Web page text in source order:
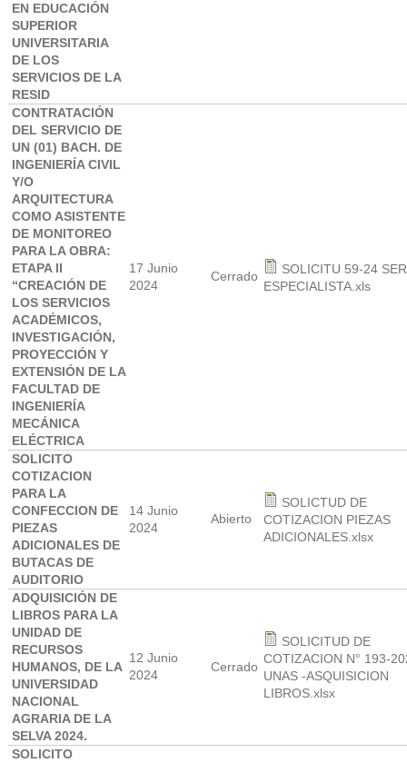
EN EDUCACIÓN
SUPERIOR
UNIVERSITARIA
DE LOS
SERVICIOS DE LA
RESID
CONTRATACIÓN
DEL SERVICIO DE
UN (01) BACH. DE
INGENIERÍA CIVIL
Y/O
ARQUITECTURA
COMO ASISTENTE
DE MONITOREO
PARA LA OBRA:
ETAPA II
“CREACIÓN DE
LOS SERVICIOS
ACADÉMICOS,
INVESTIGACIÓN,
PROYECCIÓN Y
EXTENSIÓN DE LA
FACULTAD DE
INGENIERÍA
MECÁNICA
ELÉCTRICA
17 Junio
2024
Cerrado
SOLICITU 59-24
ESPECIALISTA.xls
SOLICITO
COTIZACION
PARA LA
CONFECCION DE
PIEZAS
ADICIONALES DE
BUTACAS DE
AUDITORIO
14 Junio
2024
Abierto
SOLICTUD DE
COTIZACION PIEZAS
ADICIONALES.xlsx
ADQUISICIÓN DE
LIBROS PARA LA
UNIDAD DE
RECURSOS
HUMANOS, DE LA
UNIVERSIDAD
NACIONAL
AGRARIA DE LA
SELVA 2024.
12 Junio
2024
Cerrado
SOLICITUD DE
COTIZACION N° 193-
UNAS -ASQUISICION
LIBROS.xlsx
SOLICITO